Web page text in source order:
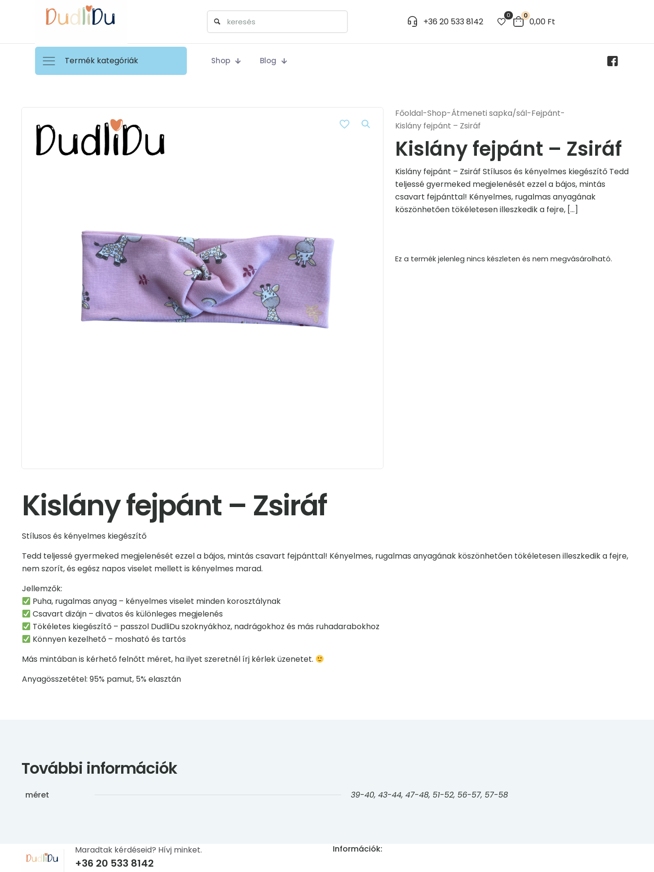
+36 20 533 8142
0 0
0,00 Ft
Termék kategóriák Shop Blog
Főoldal-Shop-Átmeneti sapka/sál-Fejpánt-
Kislány fejpánt – Zsiráf
Kislány fejpánt – Zsiráf
Kislány fejpánt – Zsiráf Stílusos és kényelmes kiegészítő Tedd
teljessé gyermeked megjelenését ezzel a bájos, mintás
csavart fejpánttal! Kényelmes, rugalmas anyagának
köszönhetően tökéletesen illeszkedik a fejre, […]
Ez a termék jelenleg nincs készleten és nem megvásárolható.
Kislány fejpánt – Zsiráf
Stílusos és kényelmes kiegészítő
Tedd teljessé gyermeked megjelenését ezzel a bájos, mintás csavart fejpánttal! Kényelmes, rugalmas anyagának köszönhetően tökéletesen illeszkedik a fejre,
nem szorít, és egész napos viselet mellett is kényelmes marad.
Jellemzők:
Puha, rugalmas anyag – kényelmes viselet minden korosztálynak
Csavart dizájn – divatos és különleges megjelenés
Tökéletes kiegészítő – passzol DudliDu szoknyákhoz, nadrágokhoz és más ruhadarabokhoz
Könnyen kezelhető – mosható és tartós
Más mintában is kérhető felnőtt méret, ha ilyet szeretnél írj kérlek üzenetet.
Anyagösszetétel: 95% pamut, 5% elasztán
További információk
méret 39-40, 43-44, 47-48, 51-52, 56-57, 57-58
+36 20 533 8142
Maradtak kérdéseid? Hívj minket. Információk: